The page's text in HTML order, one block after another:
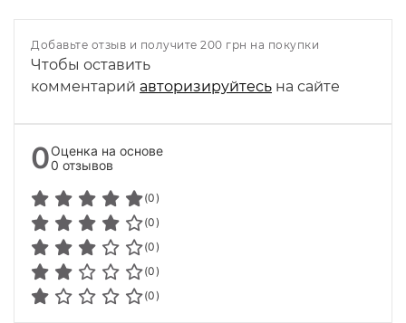
Добавьте отзыв и получите 200 грн на покупки
Чтобы оставить
комментарий авторизируйтесь на сайте
0Оценка на основе
0 отзывов
(0)
(0)
(0)
(0)
(0)